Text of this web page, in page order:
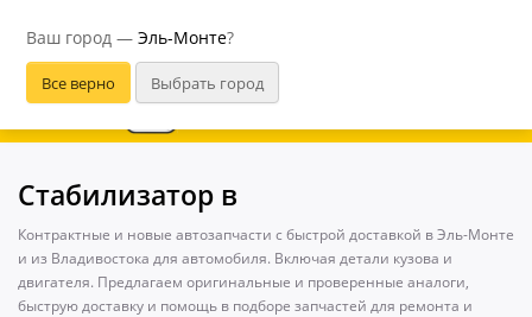
Ваш город — Эль-Монте?
В приложении удобнее
Стабилизатор в
Контрактные и новые автозапчасти с быстрой доставкой в Эль-Монте
и из Владивостока для автомобиля. Включая детали кузова и
двигателя. Предлагаем оригинальные и проверенные аналоги,
быструю доставку и помощь в подборе запчастей для ремонта и